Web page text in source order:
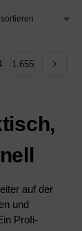
1.655
auf der
und
Profi-